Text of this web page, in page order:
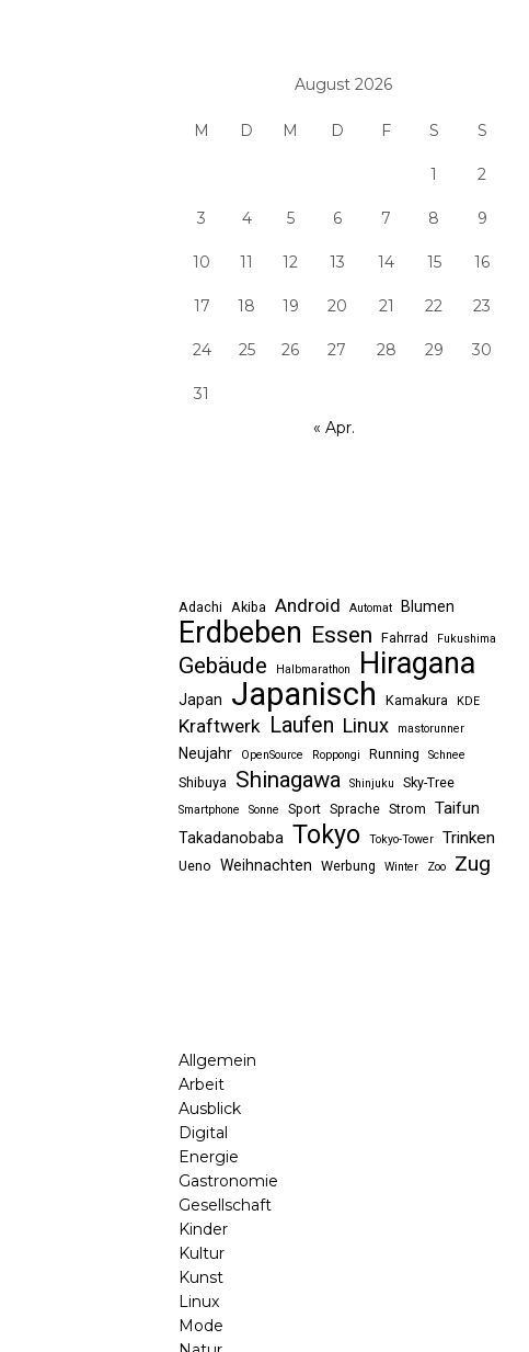
August 2026
M D M D F S S
1 2
3 4 5 6 7 8 9
10 11 12 13 14 15 16
17 18 19 20 21 22 23
24 25 26 27 28 29 30
31
« Apr.
Adachi Akiba Android Automat Blumen
Erdbeben Essen Fahrrad Fukushima
Gebäude Halbmarathon Hiragana
Japan Japanisch Kamakura KDE
Kraftwerk Laufen Linux mastorunner
Neujahr OpenSource Roppongi Running Schnee
Shibuya Shinagawa Shinjuku Sky-Tree
Smartphone Sonne Sport Sprache Strom Taifun
Takadanobaba Tokyo Tokyo-Tower Trinken
Ueno Weihnachten Werbung Winter Zoo Zug
Allgemein
Arbeit
Ausblick
Digital
Energie
Gastronomie
Gesellschaft
Kinder
Kultur
Kunst
Linux
Mode